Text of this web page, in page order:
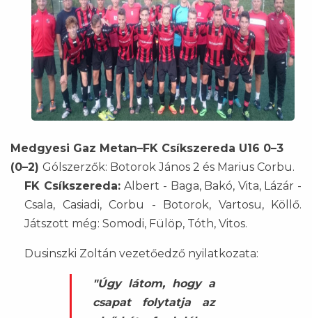
Medgyesi Gaz Metan–FK Csíkszereda U16 0–3
(0–2) Gólszerzők: Botorok János 2 és Marius Corbu.
FK Csíkszereda:Albert - Baga, Bakó, Vita, Lázár -
Csala, Casiadi, Corbu - Botorok, Vartosu, Köllő.
Játszott még: Somodi, Fülöp, Tóth, Vitos.
Dusinszki Zoltán vezetőedző nyilatkozata:
"Úgy látom, hogy a
csapat folytatja az